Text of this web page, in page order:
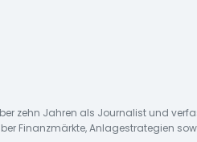
zehn Jahren als Journalist und
Finanzmärkte, Anlagestrategien